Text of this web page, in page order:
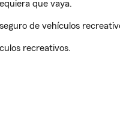
que vaya.
de vehículos
recreativos.